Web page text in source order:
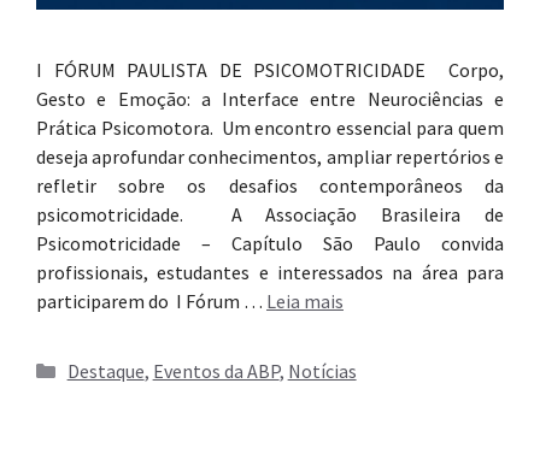
I FÓRUM PAULISTA DE PSICOMOTRICIDADE Corpo,
Gesto e Emoção: a Interface entre Neurociências e
Prática Psicomotora. Um encontro essencial para quem
deseja aprofundar conhecimentos, ampliar repertórios e
refletir sobre os desafios contemporâneos da
psicomotricidade. A Associação Brasileira de
Psicomotricidade – Capítulo São Paulo convida
profissionais, estudantes e interessados na área para
participarem do I Fórum … Leia mais
Categorias
Destaque, Eventos da ABP, Notícias